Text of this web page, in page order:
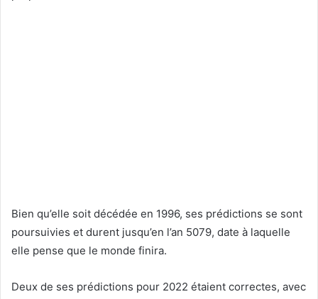
Bien qu’elle soit décédée en 1996, ses prédictions se sont
poursuivies et durent jusqu’en l’an 5079, date à laquelle
elle pense que le monde finira.
Deux de ses prédictions pour 2022 étaient correctes, avec